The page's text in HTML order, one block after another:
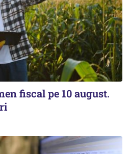
fiscal pe 10 august.